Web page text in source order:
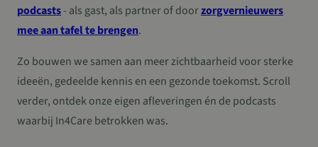
podcasts- als gast, als partner of doorzorgvernieuwers
mee aan tafel te brengen.
Zo bouwen we samen aan meer zichtbaarheid voor sterke
ideeën, gedeelde kennis en een gezonde toekomst. Scroll
verder, ontdek onze eigen afleveringen én de podcasts
waarbij In4Care betrokken was.